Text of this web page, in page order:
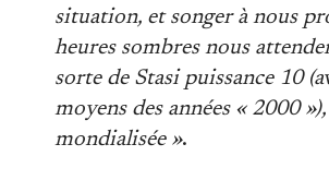
situation, et songer à nous
heures sombres nous
sorte de Stasi puissance 10
moyens des années « 2000
mondialisée ».